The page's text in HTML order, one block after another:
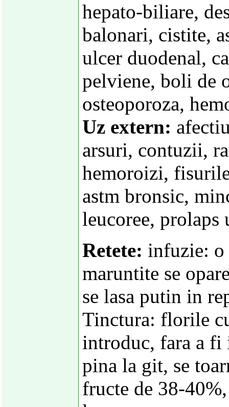
hepato-biliare,
balonari, cistite,
ulcer duodenal,
pelviene, boli de
osteoporoza,
Uz extern:
arsuri, contuzii,
hemoroizi,
astm bronsic,
leucoree, prolaps
Retete: infuzie: o
maruntite se
se lasa putin in
Tinctura: florile
introduc, fara a fi
pina la git, se
fructe de 38-